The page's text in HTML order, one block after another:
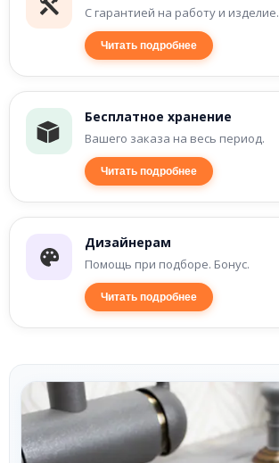
С гарантией на работу и изделие.
Читать подробнее
Бесплатное хранение
Вашего заказа на весь период.
Читать подробнее
Дизайнерам
Помощь при подборе. Бонус.
Читать подробнее